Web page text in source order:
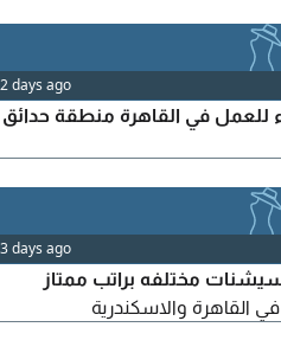
2 days ago
للعمل في القاهرة منطقة حدائق
3 days ago
مختلفه براتب ممتاز
القاهرة والاسكندرية